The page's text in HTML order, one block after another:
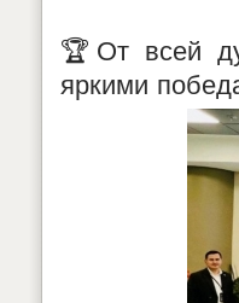
🏆От всей
яркими